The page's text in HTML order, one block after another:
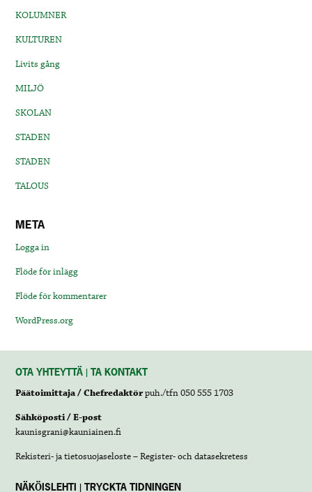
KOLUMNER
KULTUREN
Livits gång
MILJÖ
SKOLAN
STADEN
STADEN
TALOUS
META
Logga in
Flöde för inlägg
Flöde för kommentarer
WordPress.org
OTA YHTEYTTÄ | TA KONTAKT
Päätoimittaja / Chefredaktörpuh./tfn 050 555 1703
Sähköposti / E-post
kaunisgrani@kauniainen.fi
Rekisteri- ja tietosuojaseloste – Register- och datasekretess
NÄKÖISLEHTI | TRYCKTA TIDNINGEN